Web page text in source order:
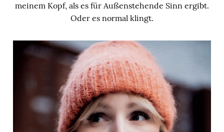
meinem Kopf, als es für Außenstehende Sinn ergibt.
Oder es normal klingt.